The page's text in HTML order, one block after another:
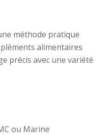
méthode pratique
alimentaires
précis avec une variété
ou Marine